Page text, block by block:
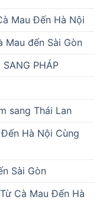
Mau Đến Hà Nội
Mau đến Sài Gòn
PHÁP
sang Thái Lan
Hà Nội Cùng
Sài Gòn
Cà Mau Đến Hà